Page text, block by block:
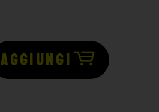
AGGIUNGI